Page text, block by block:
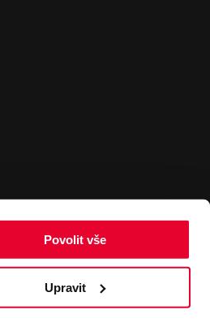
Povolit vše
Upravit
Zpět nahoru